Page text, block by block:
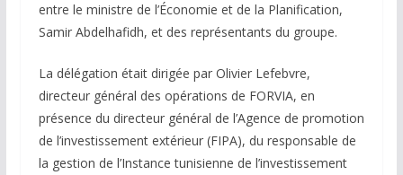
entre le ministre de l’Économie et de la Planification,
Samir Abdelhafidh, et des représentants du groupe.
La délégation était dirigée par Olivier Lefebvre,
directeur général des opérations de FORVIA, en
présence du directeur général de l’Agence de promotion
de l’investissement extérieur (FIPA), du responsable de
la gestion de l’Instance tunisienne de l’investissement